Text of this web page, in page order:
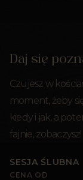
Daj się
Czujesz w
moment, żeby
kiedy i jak, a
fajnie, zobaczysz!
SESJA ŚLUBNA
CENA OD